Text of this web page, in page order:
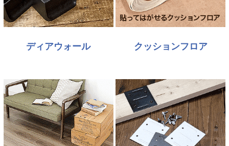
ディアウォール クッションフロア